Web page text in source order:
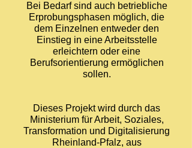
Bei Bedarf sind auch betriebliche
Erprobungsphasen möglich, die
dem Einzelnen entweder den
Einstieg in eine Arbeitsstelle
erleichtern oder eine
Berufsorientierung ermöglichen
sollen.
Dieses Projekt wird durch das
Ministerium für Arbeit, Soziales,
Transformation und Digitalisierung
Rheinland-Pfalz, aus